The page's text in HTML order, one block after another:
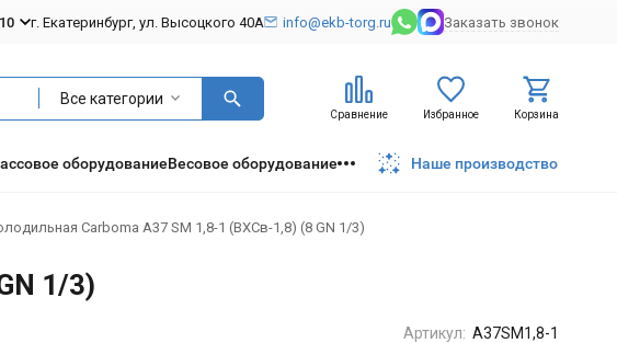
г. Екатеринбург, ул. Высоцкого 40А info@ekb-torg.ru Заказать звонок
Все категории
Сравнение Избранное Корзина
оборудованиеВесовое оборудование Наше производство
Carboma A37 SM 1,8-1 (ВХСв-1,8) (8 GN 1/3)
1/3)
Артикул: A37SM1,8-1